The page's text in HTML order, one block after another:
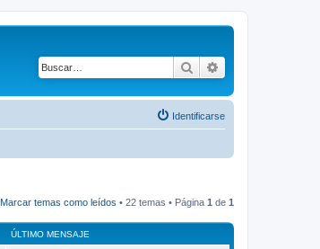
Buscar
Identificarse
Marcar temas como leídos • 22 temas • Página 1 de 1
ÚLTIMO MENSAJE